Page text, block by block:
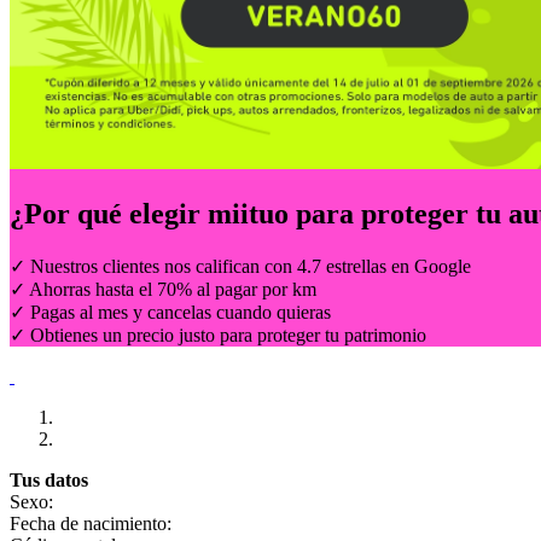
¿Por qué elegir miituo para proteger tu
✓ Nuestros clientes nos califican con 4.7 estrellas en Google
✓ Ahorras hasta el 70% al pagar por km
✓ Pagas al mes y cancelas cuando quieras
✓ Obtienes un precio justo para proteger tu patrimonio
Tus datos
Sexo:
Fecha de nacimiento: